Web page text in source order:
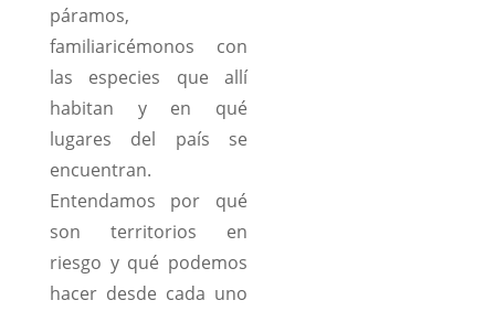
páramos,
familiaricémonos con
las especies que allí
habitan y en qué
lugares del país se
encuentran.
Entendamos por qué
son territorios en
riesgo y qué podemos
hacer desde cada uno